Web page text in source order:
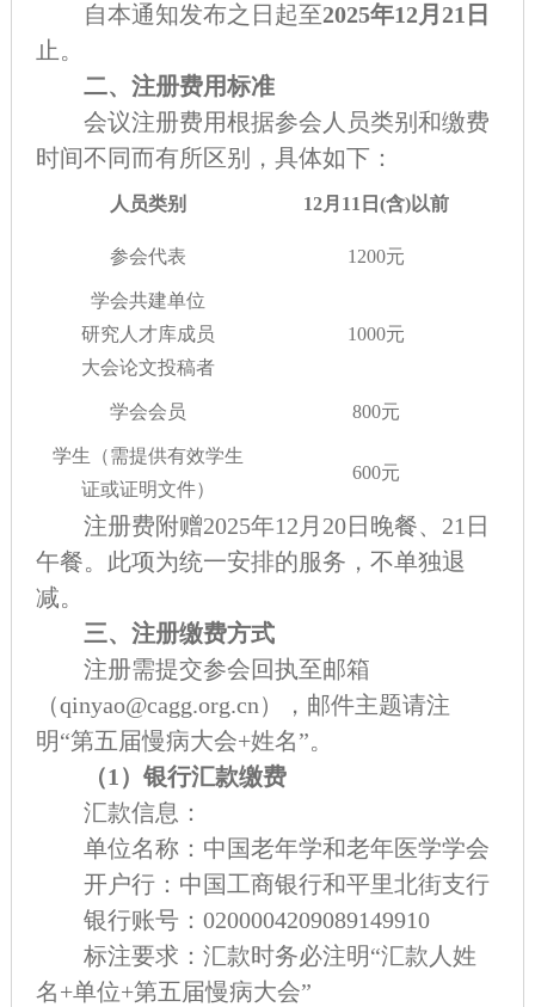
自本通知发布之日起至2025年12月21日
止。
二、注册费用标准
会议注册费用根据参会人员类别和缴费
时间不同而有所区别，具体如下：
人员类别 12月11日(含)以前
参会代表 1200元
学会共建单位
研究人才库成员
大会论文投稿者
1000元
学会会员 800元
学生（需提供有效学生
证或证明文件）
600元
注册费附赠2025年12月20日晚餐、21日
午餐。此项为统一安排的服务，不单独退
减。
三、注册缴费方式
注册需提交参会回执至邮箱
（qinyao@cagg.org.cn），邮件主题请注
明“第五届慢病大会+姓名”。
（1）银行汇款缴费
汇款信息：
单位名称：中国老年学和老年医学学会
开户行：中国工商银行和平里北街支行
银行账号：0200004209089149910
标注要求：汇款时务必注明“汇款人姓
名+单位+第五届慢病大会”